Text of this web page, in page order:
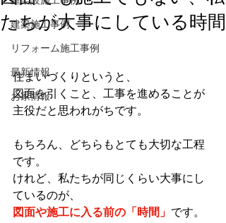
建築施工事例
リフォーム施工事例
最新情報
お家情報
たちが大事にしている時間
住まいづくりというと、
図面を引くこと、工事を進めることが
主役だと思われがちです。
もちろん、どちらもとても大切な工程
です。
けれど、私たちが同じくらい大事にし
ているのが、
図面や施工に入る前の「時間」 です。